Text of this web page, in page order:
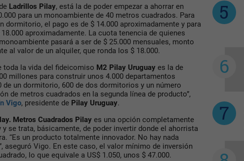
Ladrillos Pilay, está la de poder empezar a ahorrar en
para un monoambiente de 40 metros cuadrados. Para
dormitorio, el pago es de $ 14.000 aproximadamente y para
aproximadamente. La cuota tenencia de quienes
pasará a ser de $ 25.000 mensuales, monto
al valor de un alquiler, que ronda los $ 18.000.
toda la vida del fideicomiso M2 Pilay Uruguay es la de
millones para construir unos 4.000 departamentos
de un dormitorio, 600 de dos dormitorios y un número
de metros cuadrados en la segunda línea de producto”,
Vigo, presidente de Pilay Uruguay.
Metros Cuadrados Pilay es una opción completamente
y se trata, básicamente, de poder invertir donde el ahorrista
“Es un producto totalmente innovador. No hay nada
aseguró Vigo. En este caso, el valor mínimo de inversión
lo que equivale a US$ 1.050, unos $ 47.000.